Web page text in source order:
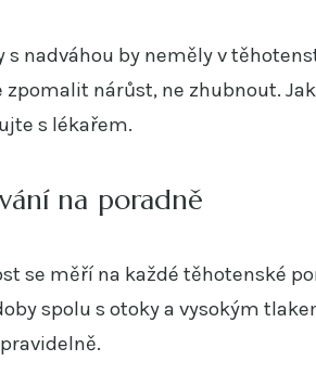
s nadváhou by neměly v
zpomalit nárůst, ne zhubnout.
s lékařem.
na poradně
se měří na každé těhotenské
spolu s otoky a vysokým